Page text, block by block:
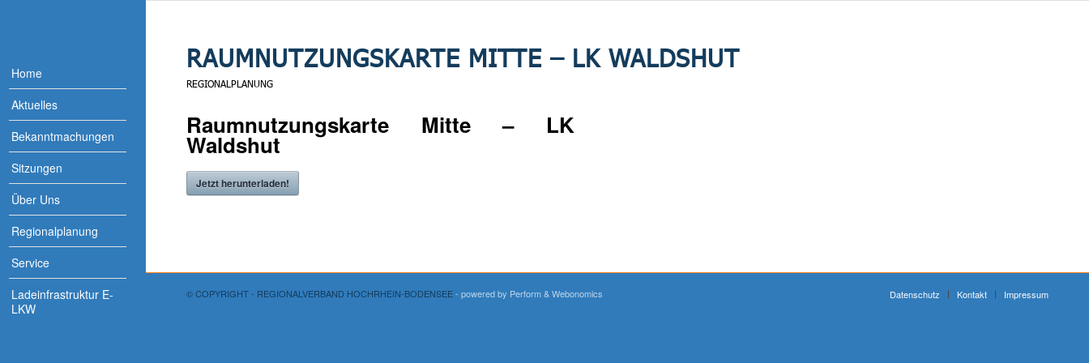
Home
Aktuelles
Bekanntmachungen
Sitzungen
Über Uns
Regionalplanung
Service
Ladeinfrastruktur E-
LKW
RAUMNUTZUNGSKARTE MITTE – LK WALDSHUT
REGIONALPLANUNG
Raumnutzungskarte Mitte – LK
Waldshut
Jetzt herunterladen!
© COPYRIGHT - REGIONALVERBAND HOCHRHEIN-BODENSEE- powered by Perform& Webonomics Datenschutz Kontakt Impressum